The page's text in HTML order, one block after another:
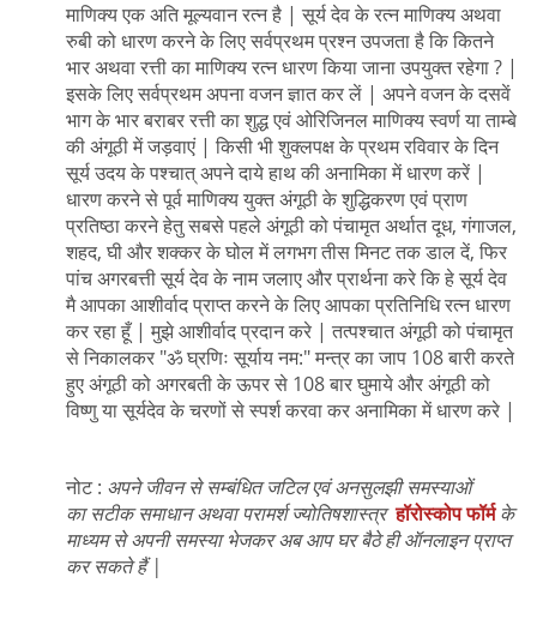
माणिक्य एक अति मूल्यवान रत्न है | सूर्य देव के रत्न माणिक्य अथवा
रुबी को धारण करने के लिए सर्वप्रथम प्रश्न उपजता है कि कितने
भार अथवा रत्ती का माणिक्य रत्न धारण किया जाना उपयुक्त रहेगा ? |
इसके लिए सर्वप्रथम अपना वजन ज्ञात कर लें | अपने वजन के दसवें
भाग के भार बराबर रत्ती का शुद्ध एवं ओरिजिनल माणिक्य स्वर्ण या ताम्बे
की अंगूठी में जड़वाएं | किसी भी शुक्लपक्ष के प्रथम रविवार के दिन
सूर्य उदय के पश्चात् अपने दाये हाथ की अनामिका में धारण करें |
धारण करने से पूर्व माणिक्य युक्त अंगूठी के शुद्धिकरण एवं प्राण
प्रतिष्ठा करने हेतु सबसे पहले अंगूठी को पंचामृत अर्थात दूध, गंगाजल,
शहद, घी और शक्कर के घोल में लगभग तीस मिनट तक डाल दें, फिर
पांच अगरबत्ती सूर्य देव के नाम जलाए और प्रार्थना करे कि हे सूर्य देव
मै आपका आशीर्वाद प्राप्त करने के लिए आपका प्रतिनिधि रत्न धारण
कर रहा हूँ | मुझे आशीर्वाद प्रदान करे | तत्पश्चात अंगूठी को पंचामृत
से निकालकर "ॐ घ्रणिः सूर्याय नम:" मन्त्र का जाप 108 बारी करते
हुए अंगूठी को अगरबती के ऊपर से 108 बार घुमाये और अंगूठी को
विष्णु या सूर्यदेव के चरणों से स्पर्श करवा कर अनामिका में धारण करे |
नोट : अपने जीवन से सम्बंधित जटिल एवं अनसुलझी समस्याओं
का सटीक समाधान अथवा परामर्श ज्योतिषशास्त्रहॉरोस्कोप फॉर्म के
माध्यम से अपनी समस्या भेजकर अब आप घर बैठे ही ऑनलाइन प्राप्त
कर सकते हैं |